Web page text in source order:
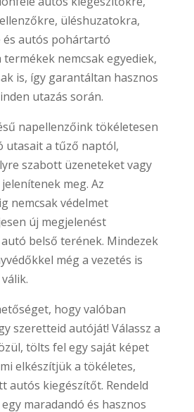
üléshuzatokra,
és autós pohártartó
termékek nemcsak egyediek,
is, így garantáltan hasznos
utazás során.
napellenzőink tökéletesen
utasait a tűző naptól,
szabott üzeneteket vagy
meg. Az
nemcsak védelmet
új megjelenést
belső terének. Mindezek
még a vezetés is
hogy valóban
szeretteid autóját! Válassz a
tölts fel egy saját képet
elkészítjük a tökéletes,
autós kiegészítőt. Rendeld
maradandó és hasznos